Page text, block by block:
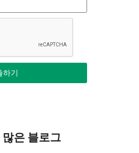
하기
많은 블로그